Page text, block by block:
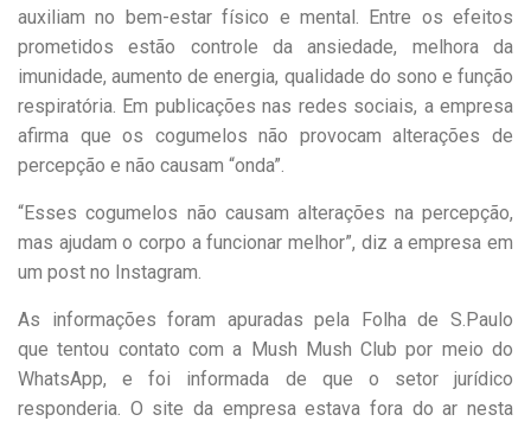
auxiliam no bem-estar físico e mental. Entre os efeitos
prometidos estão controle da ansiedade, melhora da
imunidade, aumento de energia, qualidade do sono e função
respiratória. Em publicações nas redes sociais, a empresa
afirma que os cogumelos não provocam alterações de
percepção e não causam “onda”.
“Esses cogumelos não causam alterações na percepção,
mas ajudam o corpo a funcionar melhor”, diz a empresa em
um post no Instagram.
As informações foram apuradas pela Folha de S.Paulo
que tentou contato com a Mush Mush Club por meio do
WhatsApp, e foi informada de que o setor jurídico
responderia. O site da empresa estava fora do ar nesta